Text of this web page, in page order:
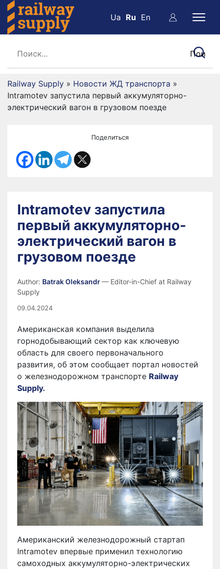
Ua Ru En
Railway Supply » Новости ЖД транспорта »
Intramotev запустила первый аккумуляторно-
электрический вагон в грузовом поезде
Поделиться
Intramotev запустила
первый аккумуляторно-
электрический вагон в
грузовом поезде
Author: Batrak Oleksandr— Editor-in-Chief at Railway
Supply
09.04.2024
Американская компания выделила
горнодобывающий сектор как ключевую
область для своего первоначального
развития, об этом сообщает портал новостей
о железнодорожном транспорте Railway
Supply.
Американский железнодорожный стартап
Intramotev впервые применил технологию
самоходных аккумуляторно-электрических